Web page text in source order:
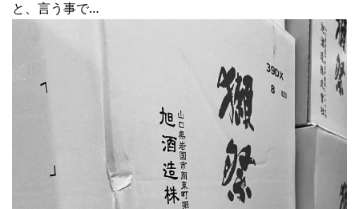
と、言う事で…